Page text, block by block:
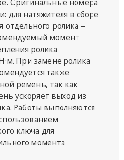
Оригинальные номера
для натяжителя в сборе
отдельного ролика –
момент
ролика
При замене ролика
также
ремень, так как
ускоряет выход из
Работы выполняются
ключа для
момента